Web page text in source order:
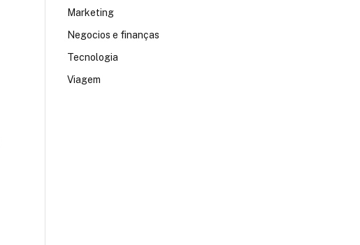
Marketing
Negocios e finanças
Tecnologia
Viagem